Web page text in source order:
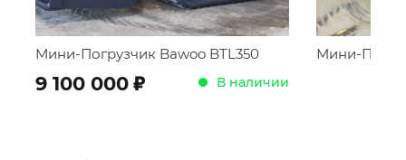
Марка гидронасоса: Bosch Rexroth
Марка гидромоторов: Poclain
Мини-Погрузчик Bawoo BTL350
9 100 000 ; В наличии
Мини-